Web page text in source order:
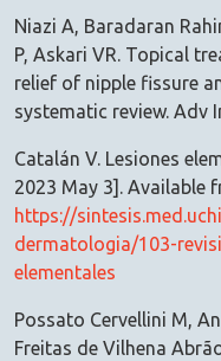
Niazi A, Baradaran
P, Askari VR. Topical
relief of nipple fissure
systematic review. Adv
Catalán V. Lesiones
2023 May 3]. Available
https://
dermatologia/103-
elementales
Possato Cervellini M,
Freitas de Vilhena